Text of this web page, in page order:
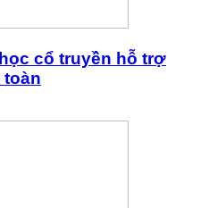
cổ truyền hỗ trợ
toàn